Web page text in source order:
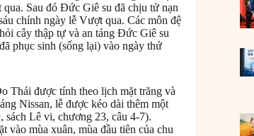
Sau đó Đức Giê su đã chịu tử nạn
chính ngày lễ Vượt qua. Các môn đệ
cây thập tự và an táng Đức Giê su
phục sinh (sống lại) vào ngày thứ
Thái được tính theo lịch mặt trăng và
Nissan, lễ được kéo dài thêm một
Lê vi, chương 23, câu 4-7).
vào mùa xuân, mùa đầu tiên của chu